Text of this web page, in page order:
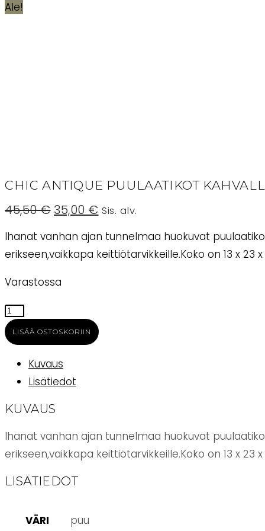
Ale!
CHIC ANTIQUE PUULAATIKOT
45,50€ Alkuperäinen
hinta
oli:
45,50 €.
35,00 € Nykyinen
hinta
on:
35,00 €.
Sis. alv.
Ihanat vanhan ajan tunnelmaa huokuvat
erikseen,vaikkapa keittiötarvikkeille.Koko on 13 x 23 x
Varastossa
Chic
Antique
puulaatikot
kahvalla
määrä
LISÄÄ OSTOSKORIIN
Kuvaus
Lisätiedot
KUVAUS
Ihanat vanhan ajan tunnelmaa huokuvat
erikseen,vaikkapa keittiötarvikkeille.Koko on 13 x 23
LISÄTIEDOT
VÄRI puu